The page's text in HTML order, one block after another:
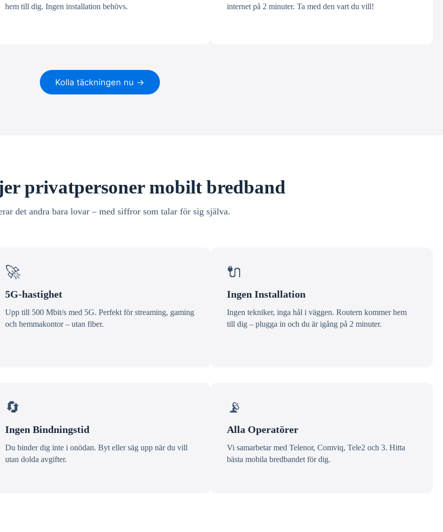
hem till dig. Ingen installation behövs.
internet på 2 minuter. Ta med den vart du vill!
Kolla täckningen nu →
privatpersoner mobilt bredband
det andra bara lovar – med siffror som talar för sig själva.
🚀
5G-hastighet
Upp till 500 Mbit/s med 5G. Perfekt för streaming, gaming
och hemmakontor – utan fiber.
🔌
Ingen Installation
Ingen tekniker, inga hål i väggen. Routern kommer hem
till dig – plugga in och du är igång på 2 minuter.
🔄
Ingen Bindningstid
Du binder dig inte i onödan. Byt eller säg upp när du vill
utan dolda avgifter.
📡
Alla Operatörer
Vi samarbetar med Telenor, Comviq, Tele2 och 3. Hitta
bästa mobila bredbandet för dig.